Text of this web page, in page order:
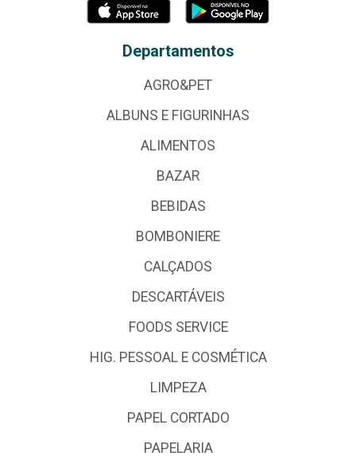
Departamentos
AGRO&PET
ALBUNS E FIGURINHAS
ALIMENTOS
BAZAR
BEBIDAS
BOMBONIERE
CALÇADOS
DESCARTÁVEIS
FOODS SERVICE
HIG. PESSOAL E COSMÉTICA
LIMPEZA
PAPEL CORTADO
PAPELARIA